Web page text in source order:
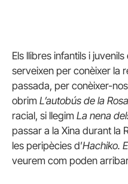
Els llibres infantils i
serveixen per conèixer la
passada, per conèixer-
obrim L’autobús de la Rosa
racial, si llegim La nena
passar a la Xina durant la
les peripècies d’Hachiko.
veurem com poden